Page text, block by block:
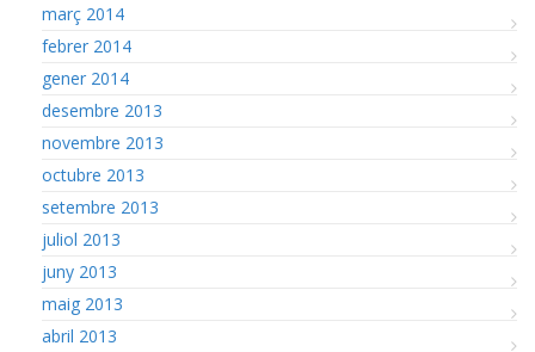
març 2014
febrer 2014
gener 2014
desembre 2013
novembre 2013
octubre 2013
setembre 2013
juliol 2013
juny 2013
maig 2013
abril 2013